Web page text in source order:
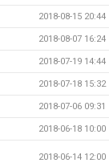
2018-08-15 20:44
2018-08-07 16:24
2018-07-19 14:44
2018-07-18 15:32
2018-07-06 09:31
2018-06-18 10:00
2018-06-14 12:00